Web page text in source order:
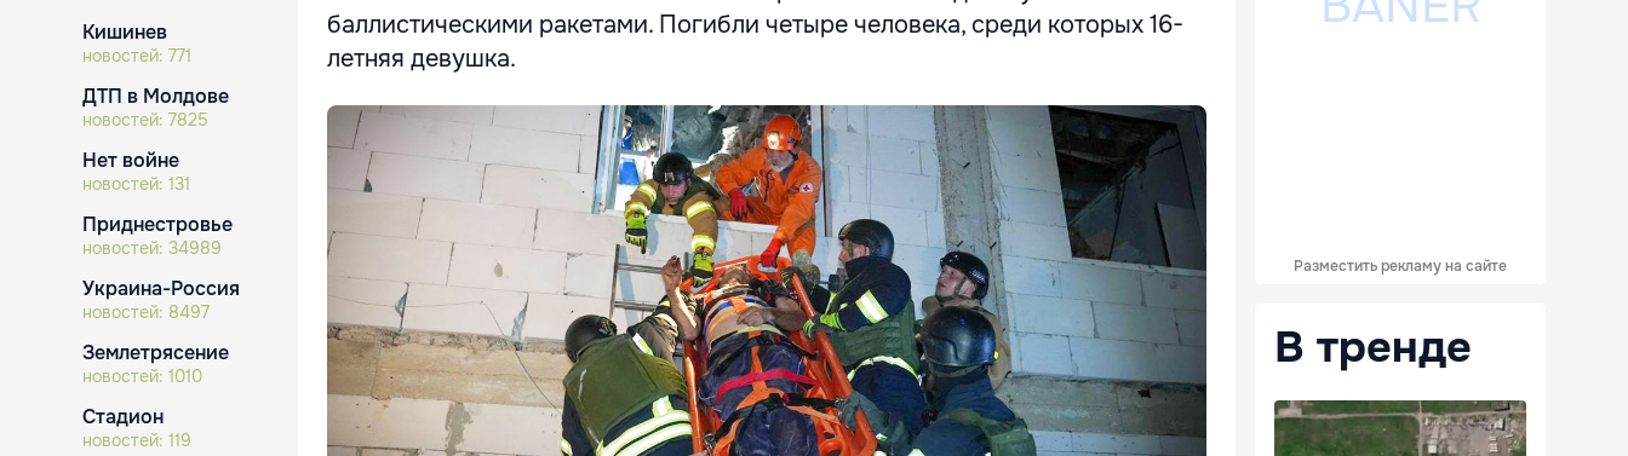
Кишинев
новостей: 771
ДТП в Молдове
новостей: 7825
Нет войне
новостей: 131
Приднестровье
новостей: 34989
Украина-Россия
новостей: 8497
Землетрясение
новостей: 1010
Стадион
новостей: 119
баллистическими ракетами. Погибли четыре человека, среди которых 16-
летняя девушка.
Разместить рекламу на сайте
В тренде